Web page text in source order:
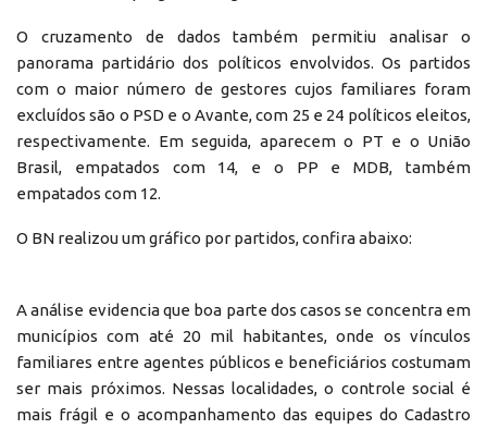
O cruzamento de dados também permitiu analisar o
panorama partidário dos políticos envolvidos. Os partidos
com o maior número de gestores cujos familiares foram
excluídos são o PSD e o Avante, com 25 e 24 políticos eleitos,
respectivamente. Em seguida, aparecem o PT e o União
Brasil, empatados com 14, e o PP e MDB, também
empatados com 12.
O BN realizou um gráfico por partidos, confira abaixo:
A análise evidencia que boa parte dos casos se concentra em
municípios com até 20 mil habitantes, onde os vínculos
familiares entre agentes públicos e beneficiários costumam
ser mais próximos. Nessas localidades, o controle social é
mais frágil e o acompanhamento das equipes do Cadastro